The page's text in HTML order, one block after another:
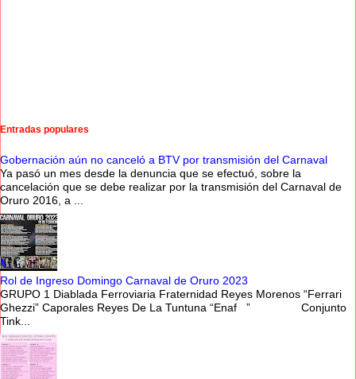
Entradas populares
Gobernación aún no canceló a BTV por transmisión del Carnaval
Ya pasó un mes desde la denuncia que se efectuó, sobre la
cancelación que se debe realizar por la transmisión del Carnaval de
Oruro 2016, a ...
Rol de Ingreso Domingo Carnaval de Oruro 2023
GRUPO 1 Diablada Ferroviaria Fraternidad Reyes Morenos “Ferrari
Ghezzi” Caporales Reyes De La Tuntuna “Enaf ” Conjunto
Tink...